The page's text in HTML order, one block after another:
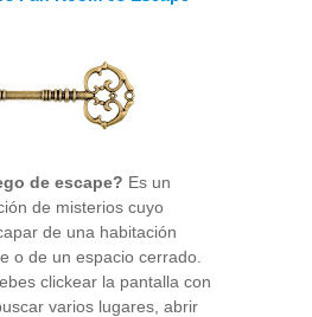
de escape? Es un
de misterios cuyo
de una habitación
o de un espacio cerrado.
clickear la pantalla con
varios lugares, abrir